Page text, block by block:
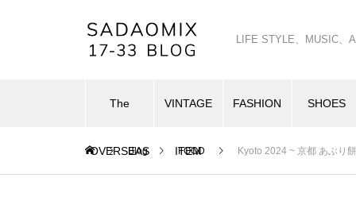
LIFE STYLE、MUSIC、
The
OVERSEAS
VINTAGE
ITEM
FASHION SHOES
Blog FOOD Kyoto 2024 ~ 京都 あぶり